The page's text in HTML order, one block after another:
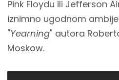
Pink Floydu ili Jefferson
iznimno ugodnom
"Yearning" autora
Moskow.